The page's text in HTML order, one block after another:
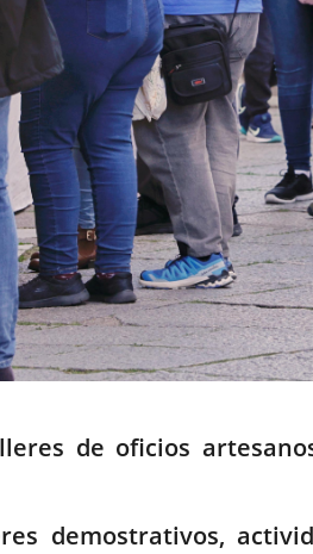
de oficios
demostrativos,